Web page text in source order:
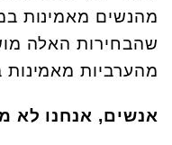
מהנשים מאמינות
מהערביות מאמינות בזה, וגם
אנשים, אנחנו לא